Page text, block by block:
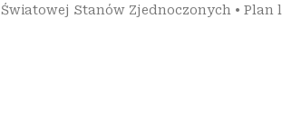
Światowej Stanów Zjednoczonych • Plan